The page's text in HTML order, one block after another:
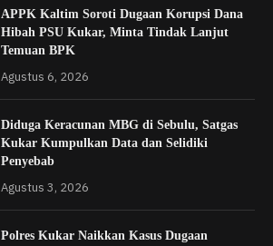
APPK Kaltim Soroti Dugaan Korupsi Dana
Hibah PSU Kukar, Minta Tindak Lanjut
Temuan BPK
Agustus 6, 2026
Diduga Keracunan MBG di Sebulu, Satgas
Kukar Kumpulkan Data dan Selidiki
Penyebab
Agustus 3, 2026
Polres Kukar Naikkan Kasus Dugaan